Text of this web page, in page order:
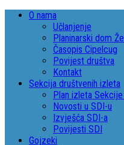
O nama
Učlanjenje
Planinarski dom
Časopis Cipelcug
Povijest društva
Kontakt
Sekcija društvenih izleta
Plan izleta
Novosti u SDI-u
Izvješća SDI-a
Povijesti SDI
Gojzeki